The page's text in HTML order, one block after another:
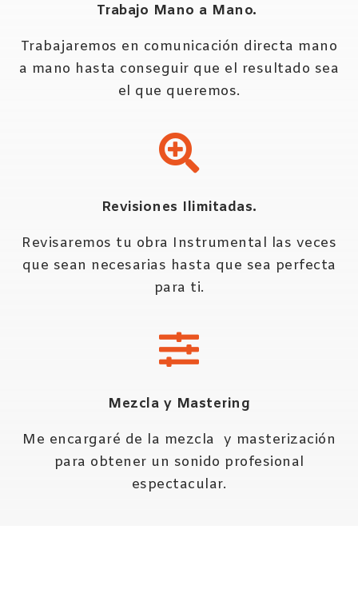
Trabajo Mano a Mano.
Trabajaremos en comunicación directa mano
a mano hasta conseguir que el resultado sea
el que queremos.
Revisiones Ilimitadas.
Revisaremos tu obra Instrumental las veces
que sean necesarias hasta que sea perfecta
para ti.
Mezcla y Mastering
Me encargaré de la mezcla y masterización
para obtener un sonido profesional
espectacular.